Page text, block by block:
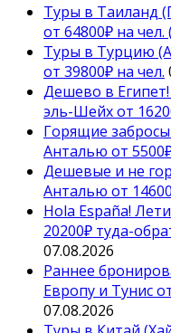
Туры в Таиланд
от 64800₽ на чел.
Туры в Турцию
от 39800₽ на чел.
Дешево в
эль-Шейх от
Горящие
Анталью от
Дешевые и не
Анталью от
Hola España!
20200₽ туда-
07.08.2026
Раннее
Европу и Тунис
07.08.2026